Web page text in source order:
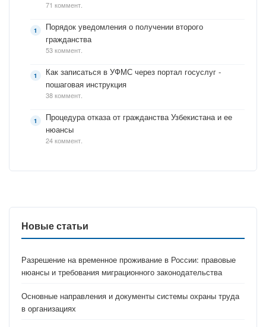
71 коммент.
Порядок уведомления о получении второго
гражданства
53 коммент.
Как записаться в УФМС через портал госуслуг -
пошаговая инструкция
38 коммент.
Процедура отказа от гражданства Узбекистана и ее
нюансы
24 коммент.
Новые статьи
Разрешение на временное проживание в России: правовые
нюансы и требования миграционного законодательства
Основные направления и документы системы охраны труда
в организациях